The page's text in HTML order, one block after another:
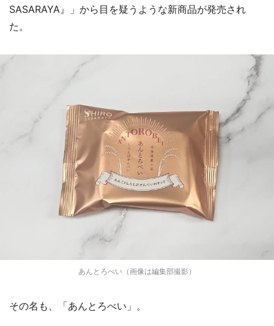
SASARAYA』」から目を疑うような新商品が発売され
た。
あんとろべい（画像は編集部撮影）
その名も、「あんとろべい」。